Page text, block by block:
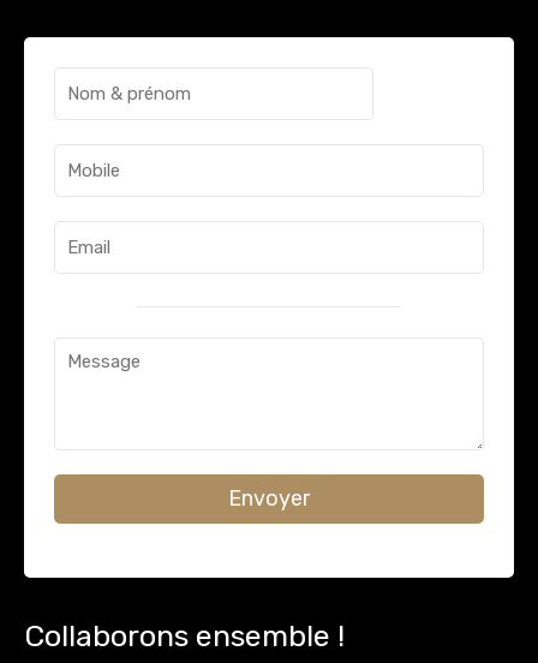
Envoyer
Collaborons ensemble !